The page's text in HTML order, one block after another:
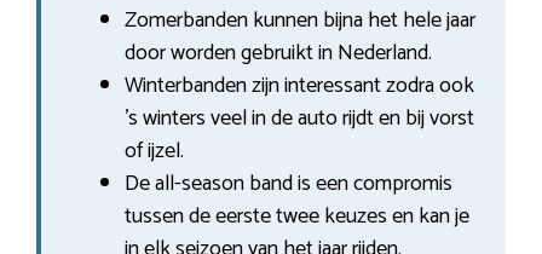
Zomerbanden kunnen bijna het hele jaar
door worden gebruikt in Nederland.
Winterbanden zijn interessant zodra ook
’s winters veel in de auto rijdt en bij vorst
of ijzel.
De all-season band is een compromis
tussen de eerste twee keuzes en kan je